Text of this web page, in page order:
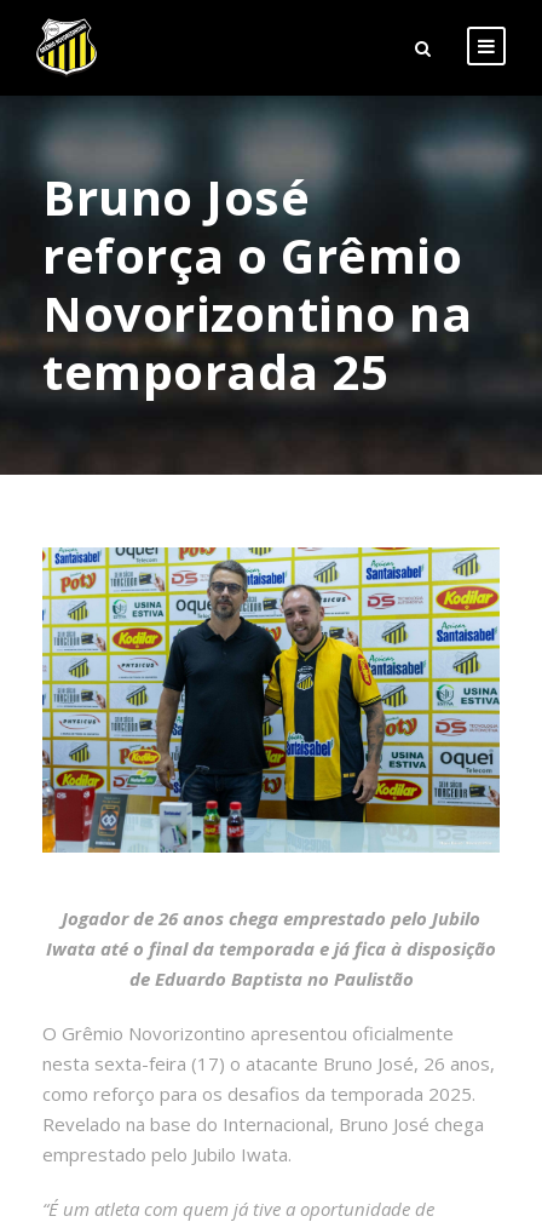
Bruno José
reforça o Grêmio
Novorizontino na
temporada 25
Jogador de 26 anos chega emprestado pelo Jubilo
Iwata até o final da temporada e já fica à disposição
de Eduardo Baptista no Paulistão
O Grêmio Novorizontino apresentou oficialmente
nesta sexta-feira (17) o atacante Bruno José, 26 anos,
como reforço para os desafios da temporada 2025.
Revelado na base do Internacional, Bruno José chega
emprestado pelo Jubilo Iwata.
“É um atleta com quem já tive a oportunidade de